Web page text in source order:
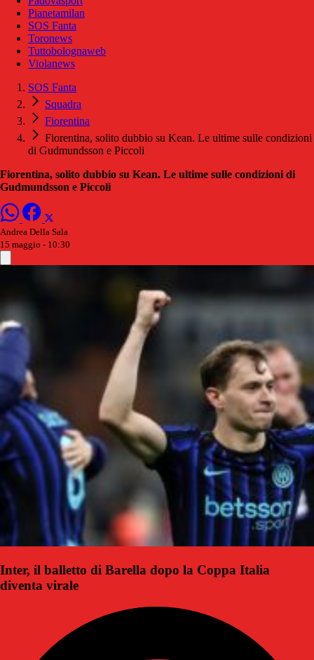
Pianetamilan
SOS Fanta
Toronews
Tuttobolognaweb
Violanews
SOS Fanta
Squadra
Fiorentina
Fiorentina, solito dubbio su Kean. Le ultime sulle condizioni
di Gudmundsson e Piccoli
Fiorentina, solito dubbio su Kean. Le ultime sulle condizioni di
Gudmundsson e Piccoli
Andrea Della Sala
15 maggio - 10:30
Inter, il balletto di Barella dopo la Coppa Italia
diventa virale